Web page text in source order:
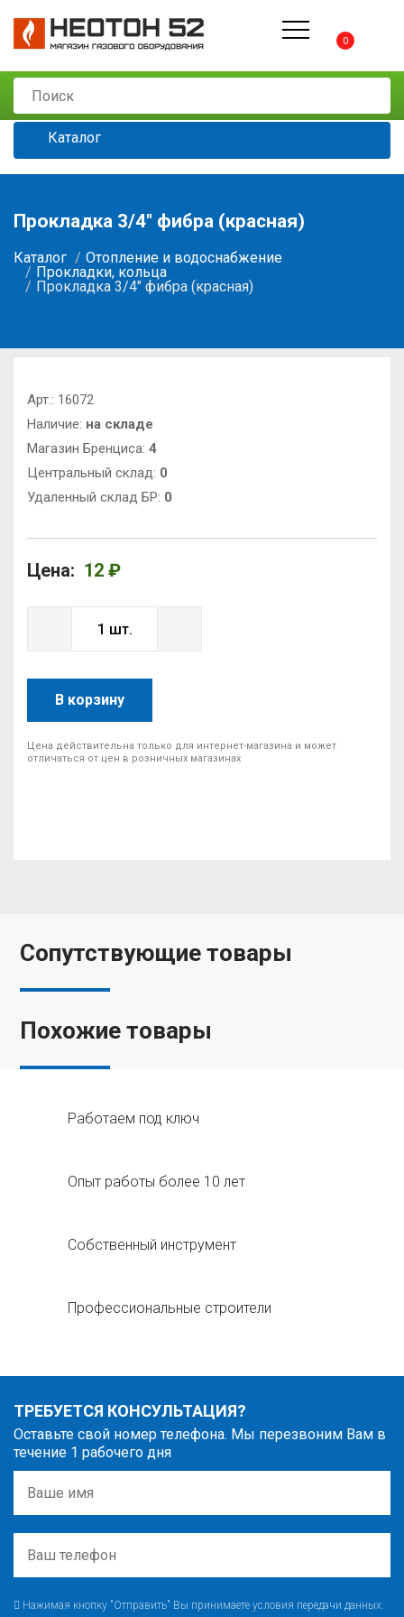
0
Каталог
Прокладка 3/4" фибра (красная)
Каталог
Отопление и водоснабжение
Прокладки, кольца
Прокладка 3/4" фибра (красная)
Арт.: 16072
Наличие: на складе
Магазин Бренциса: 4
Центральный склад: 0
Удаленный склад БР: 0
Цена: 12 ₽
В корзину
Цена действительна только для интернет-магазина и может
отличаться от цен в розничных магазинах
Сопутствующие товары
Похожие товары
Работаем под ключ
Опыт работы более 10 лет
Собственный инструмент
Профессиональные строители
ТРЕБУЕТСЯ КОНСУЛЬТАЦИЯ?
Оставьте свой номер телефона. Мы перезвоним Вам в
течение 1 рабочего дня
Нажимая кнопку "Отправить" Вы принимаете условия передачи данных.